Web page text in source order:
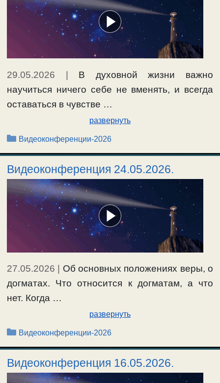
29.05.2026
В духовной жизни важно
научиться ничего себе не вменять, и всегда
оставаться в чувстве …
развернуть
Рубрики
Видеоконференции-2026
Видеоконференция 24.05.2026.
27.05.2026
Об основных положениях веры, о
догматах. Что относится к догматам, а что
нет. Когда …
развернуть
Рубрики
Видеоконференции-2026
Видеоконференция 16.05.2026.